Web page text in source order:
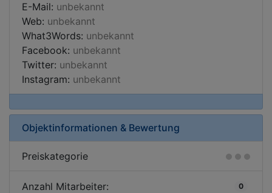
E-Mail: unbekannt
Web: unbekannt
What3Words: unbekannt
Facebook: unbekannt
Twitter: unbekannt
Instagram: unbekannt
Objektinformationen & Bewertung
Preiskategorie
Anzahl Mitarbeiter: 0